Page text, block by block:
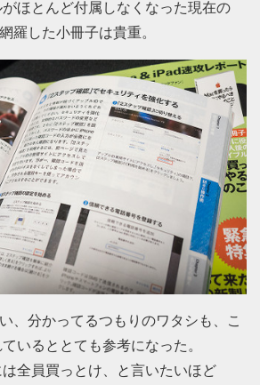
ほとんど付属しなくなった現在の
羅した小冊子は貴重。
、分かってるつもりのワタシも、こ
いるととても参考になった。
全員買っとけ、と言いたいほど